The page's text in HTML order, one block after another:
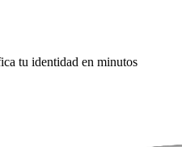
tu identidad en minutos